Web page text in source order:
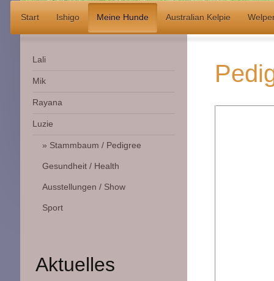
Start Ishigo Meine Hunde Australian Kelpie
Lali
Mik
Rayana
Luzie
Stammbaum / Pedigree
Gesundheit / Health
Ausstellungen / Show
Sport
Aktuelles